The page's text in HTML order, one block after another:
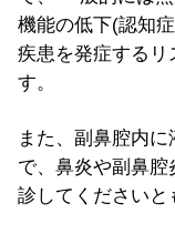
機能の低下(認知
疾患を発症する
す。
また、副鼻腔内
で、鼻炎や副鼻
診してくださいと